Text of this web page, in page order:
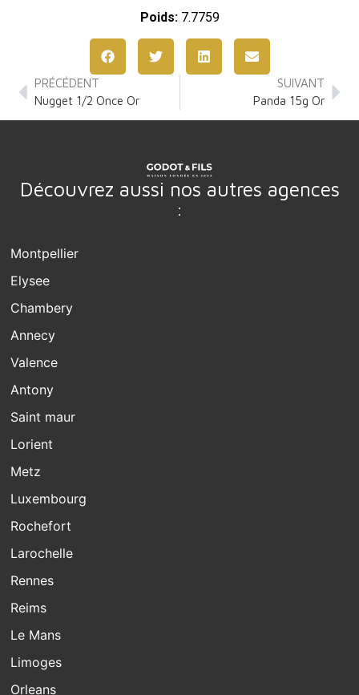
Poids:7.7759
PRÉCÉDENT
Nugget 1/2 Once Or
SUIVANT
Panda 15g Or
Découvrez aussi nos autres agences
:
Montpellier
Elysee
Chambery
Annecy
Valence
Antony
Saint maur
Lorient
Metz
Luxembourg
Rochefort
Larochelle
Rennes
Reims
Le Mans
Limoges
Orleans